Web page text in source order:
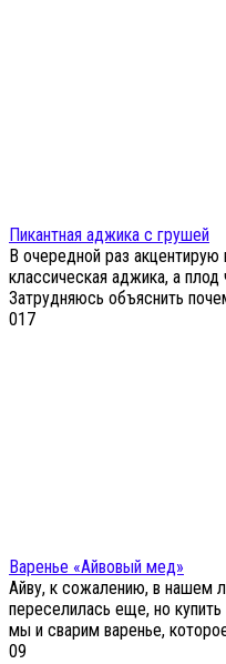
Пикантная аджика с грушей
В очередной раз
классическая аджика, а плод
Затрудняюсь объяснить
017
Варенье «Айвовый мед»
Айву, к сожалению, в нашем
переселилась еще, но
мы и сварим варенье,
09